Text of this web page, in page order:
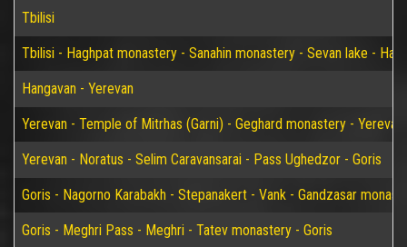
Tbilisi
Tbilisi - Haghpat monastery - Sanahin monastery - Sevan lake -
Hangavan - Yerevan
Yerevan - Temple of Mitrhas (Garni) - Geghard monastery - Yerevan
Yerevan - Noratus - Selim Caravansarai - Pass Ughedzor - Goris
Goris - Nagorno Karabakh - Stepanakert - Vank - Gandzasar
Goris - Meghri Pass - Meghri - Tatev monastery - Goris